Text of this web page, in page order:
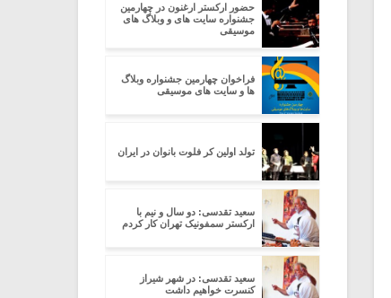
حضور ارکستر ارغنون در چهارمین
جشنواره سایت های و وبلاگ های
موسیقی
فراخوان چهارمین جشنواره وبلاگ
ها و سایت های موسیقی
تولد اولین کر فلوت بانوان در ایران
سعید تقدسی: دو سال و نیم با
ارکستر سمفونیک تهران کار کردم
سعید تقدسی: در شهر شیراز
کنسرت خواهیم داشت